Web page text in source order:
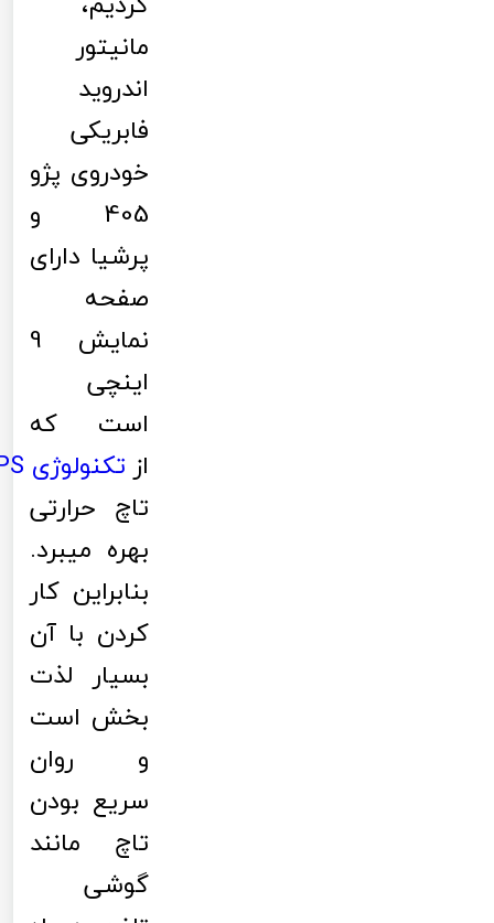
مانیتور
اندروید
فابریکی
خودروی پژو
405 و
پرشیا دارای
صفحه
نمایش 9
اینچی
است که
از تکنولوژی
تاچ حرارتی
بهره میبرد.
بنابراین کار
کردن با آن
بسیار لذت
بخش است
و روان
سریع بودن
تاچ مانند
گوشی